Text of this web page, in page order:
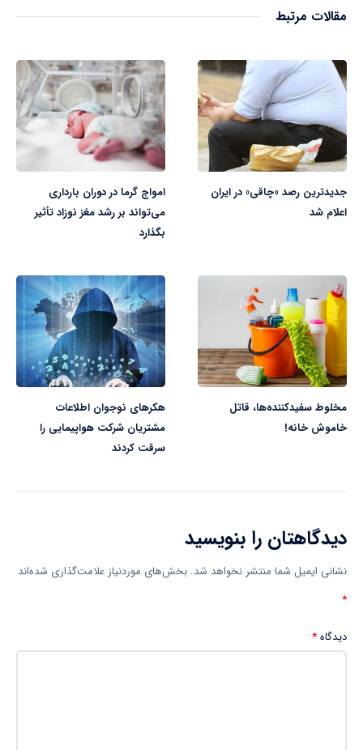
مقالات مرتبط
جدیدترین رصد «چاقی» در ایران
اعلام شد
امواج گرما در دوران بارداری
می‌تواند بر رشد مغز نوزاد تأثیر
بگذارد
مخلوط سفیدکننده‌ها، قاتل
خاموش خانه!
هکرهای نوجوان اطلاعات
مشتریان شرکت هواپیمایی را
سرقت کردند
دیدگاهتان را بنویسید
نشانی ایمیل شما منتشر نخواهد شد. بخش‌های موردنیاز علامت‌گذاری شده‌اند
*
دیدگاه*